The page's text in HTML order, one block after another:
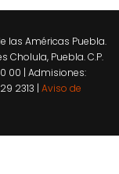
las Américas Puebla.
Cholula, Puebla. C.P.
00 | Admisiones:
2313 | Aviso de